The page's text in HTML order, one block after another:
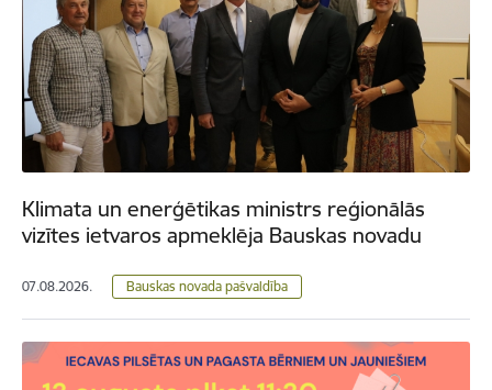
Klimata un enerģētikas ministrs reģionālās
vizītes ietvaros apmeklēja Bauskas novadu
07.08.2026. Bauskas novada pašvaldība